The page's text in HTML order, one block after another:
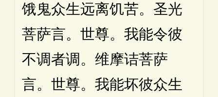
饿鬼众生远离饥苦。圣光
菩萨言。世尊。我能令彼
不调者调。维摩诘菩萨
言。世尊。我能坏彼众生